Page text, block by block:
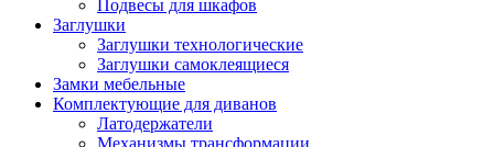
Подвесы для шкафов
Заглушки
Заглушки технологические
Заглушки самоклеящиеся
Замки мебельные
Комплектующие для диванов
Латодержатели
Механизмы трансформации